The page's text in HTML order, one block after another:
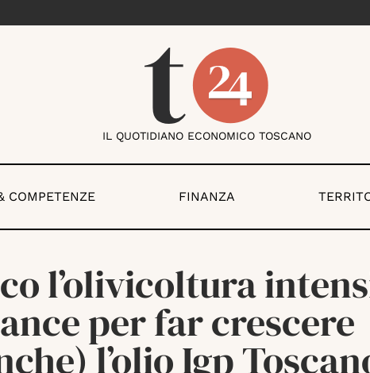
IL QUOTIDIANO ECONOMICO TOSCANO
COMPETENZE FINANZA
l’olivicoltura
per far crescere
l’olio Igp